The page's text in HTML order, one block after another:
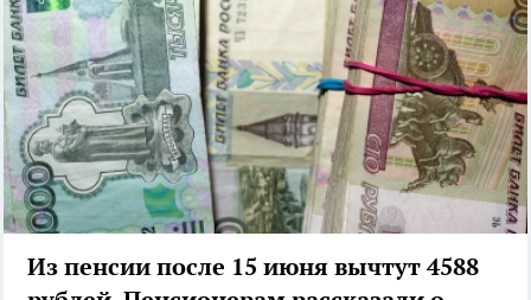
Из пенсии после 15 июня вычтут 4588